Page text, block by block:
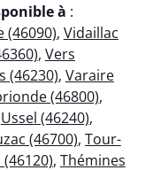
à :
(46090), Vidaillac
, Vers
(46230), Varaire
(46800),
Ussel (46240),
(46700), Tour-
, Thémines